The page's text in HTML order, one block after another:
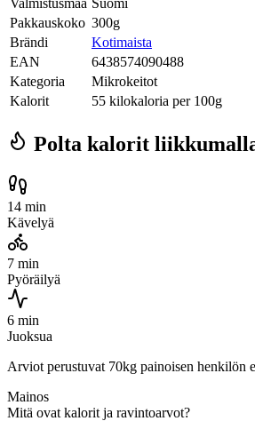
Pakkauskoko 300g
Brändi
Kotimaista
EAN
6438574090488
Kategoria
Mikrokeitot
Kalorit
55 kilokaloria per 100g
Polta kalorit
14 min
Kävelyä
7 min
Pyöräilyä
6 min
Juoksua
Arviot perustuvat 70kg painoisen henkilön
Mainos
Mitä ovat kalorit ja ravintoarvot?